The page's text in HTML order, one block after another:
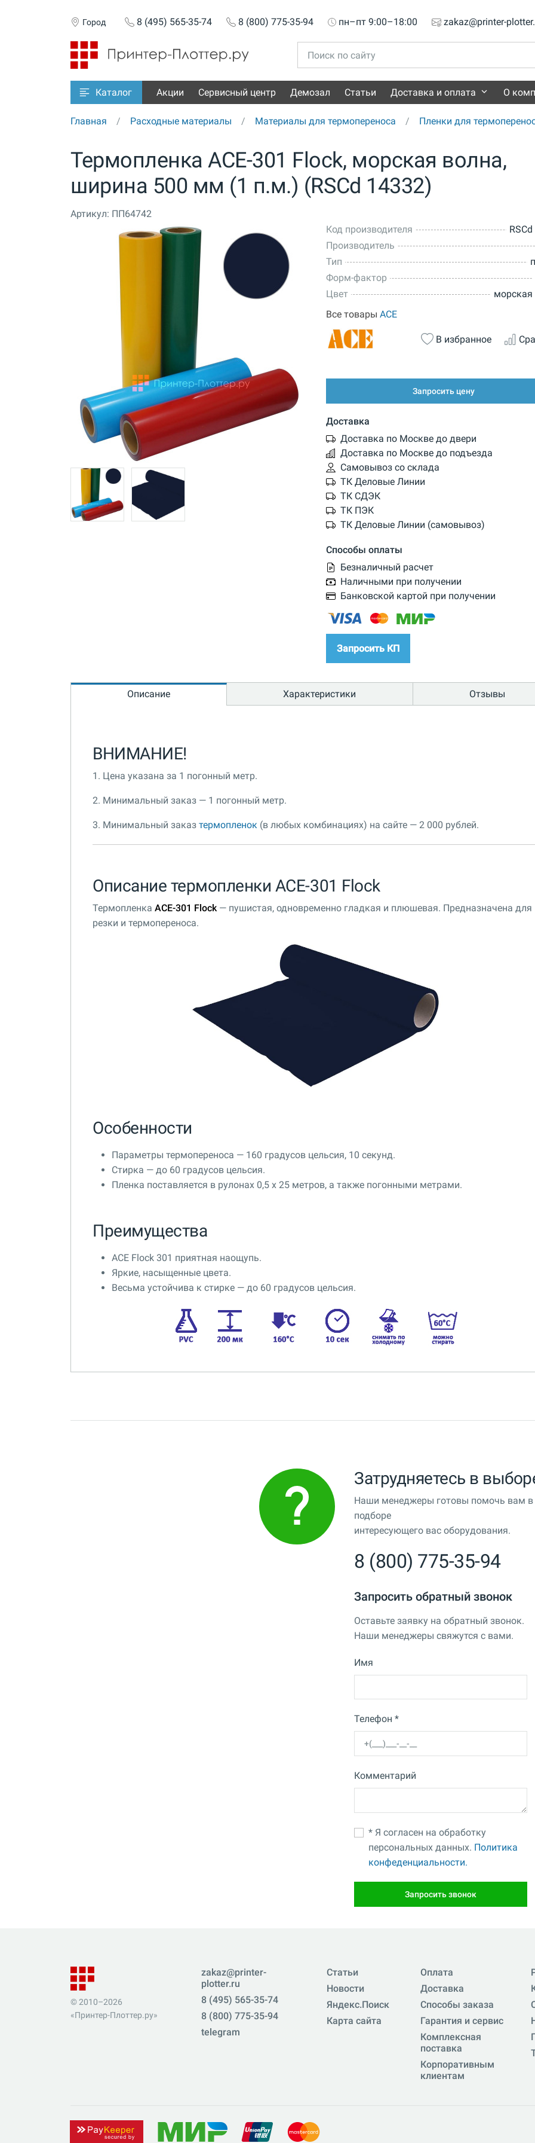
Город 8 (495) 565-35-74 8 (800) 775-35-94 пн–пт 9:00–18:00 zakaz@printer-
Каталог Акции Сервисный центр Демозал Статьи Доставка и оплата О
Главная Расходные материалы Материалы для термопереноса Пленки для
Термопленка ACE-301 Flock, морская волна,
ширина 500 мм (1 п.м.) (RSCd 14332)
Артикул: ПП64742
Код производителя
Производитель
Тип
Форм-фактор
Цвет
морская
Все товары ACE
В избранное
Запросить цену
Доставка
Доставка по Москве до двери
Доставка по Москве до подъезда
Самовывоз со склада
ТК Деловые Линии
ТК СДЭК
ТК ПЭК
ТК Деловые Линии (самовывоз)
Способы оплаты
Безналичный расчет
Наличными при получении
Банковской картой при получении
Запросить КП
Описание Характеристики Отзывы
ВНИМАНИЕ!
1. Цена указана за 1 погонный метр.
2. Минимальный заказ — 1 погонный метр.
3. Минимальный заказ термопленок (в любых комбинациях) на сайте — 2 000 рублей.
Описание термопленки ACE-301 Flock
Термопленка ACE-301 Flock — пушистая, одновременно гладкая и плюшевая. Предназначена для
резки и термопереноса.
Особенности
Параметры термопереноса — 160 градусов цельсия, 10 секунд.
Стирка — до 60 градусов цельсия.
Пленка поставляется в рулонах 0,5 x 25 метров, а также погонными метрами.
Преимущества
ACE Flock 301 приятная наощупь.
Яркие, насыщенные цвета.
Весьма устойчива к стирке — до 60 градусов цельсия.
Затрудняетесь в
Наши менеджеры готовы помочь вам в
подборе
интересующего вас оборудования.
8 (800) 775-35-94
Запросить обратный звонок
Оставьте заявку на обратный звонок.
Наши менеджеры свяжутся с вами.
Имя
Телефон *
Комментарий
* Я согласен на обработку
персональных данных. Политика
конфеденциальности.
Запросить звонок
© 2010–2026
«Принтер-Плоттер.ру»
zakaz@printer-
plotter.ru
8 (495) 565-35-74
8 (800) 775-35-94
telegram
Статьи
Новости
Яндекс.Поиск
Карта сайта
Оплата
Доставка
Способы заказа
Гарантия и сервис
Комплексная
поставка
Корпоративным
клиентам